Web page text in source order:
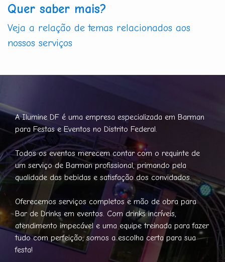
Quer saber mais?
Veja a relação de temas relacionados aos
nossos serviços
A Ilumine DF é uma empresa especializada em Barman
para Festas e Eventos no Distrito Federal.
Todos os eventos merecem contar com o requinte de
um serviço de Barman profissional, primando pela
qualidade das bebidas e satisfação dos convidados.
Oferecemos serviços completos e mão de obra para
Bar de Drinks em eventos. Com drinks incríveis,
atendimento impecável e uma equipe treinada para fazer
tudo com perfeição, somos a escolha certa para sua
festa!